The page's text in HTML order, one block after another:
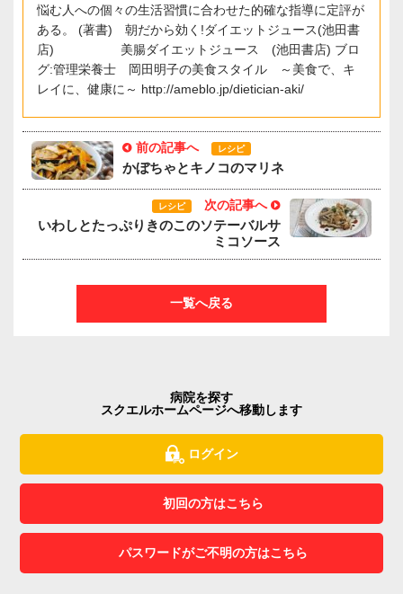
悩む人への個々の生活習慣に合わせた的確な指導に定評が
ある。 (著書) 朝だから効く!ダイエットジュース(池田書
店) 美腸ダイエットジュース (池田書店) ブロ
グ:管理栄養士 岡田明子の美食スタイル ～美食で、キ
レイに、健康に～ http://ameblo.jp/dietician-aki/
前の記事へ レシピ
かぼちゃとキノコのマリネ
レシピ 次の記事へ
いわしとたっぷりきのこのソテーバルサ
ミコソース
一覧へ戻る
病院を探す
スクエルホームページへ移動します
ログイン
初回の方はこちら
パスワードがご不明の方はこちら